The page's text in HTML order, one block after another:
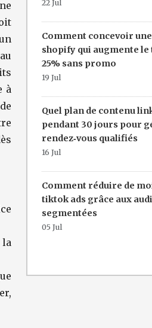
à
la
22 Jul
Comment concevoir
shopify qui augmente le
25% sans promo
19 Jul
Quel plan de contenu
pendant 30 jours pour
rendez‑vous qualifiés
16 Jul
Comment réduire de
tiktok ads grâce aux
segmentées
05 Jul